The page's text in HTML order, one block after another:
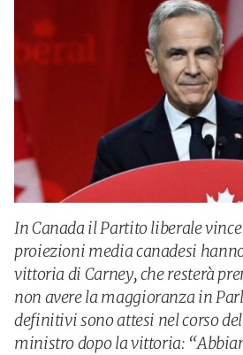
In Canada il Partito liberale
proiezioni media canadesi
vittoria di Carney, che resterà
non avere la maggioranza in
definitivi sono attesi nel corso
ministro dopo la vittoria: